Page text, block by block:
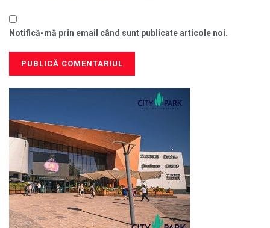
Notifică-mă prin email când sunt publicate articole noi.